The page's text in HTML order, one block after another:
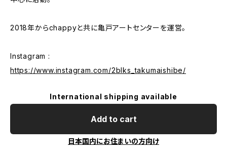
2018年からchappyと共に亀戸アートセンターを運営。
Instagram :
https://www.instagram.com/2blks_takumaishibe/
International shipping available
Add to cart
日本国内にお住まいの方向け